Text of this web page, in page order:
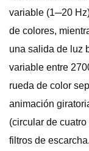
variable (1─20
de colores,
una salida de luz
variable entre
rueda de color
animación
(circular de
filtros de escarcha.